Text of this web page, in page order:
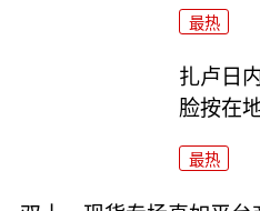
最热
扎卢日
脸按在
最热